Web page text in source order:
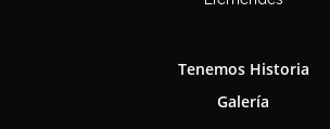
Tenemos Historia
Galería